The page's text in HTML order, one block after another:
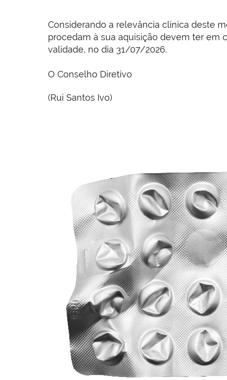
Considerando a relevância clínica deste
procedam à sua aquisição devem ter em
validade, no dia 31/07/2026.
O Conselho Diretivo
(Rui Santos Ivo)